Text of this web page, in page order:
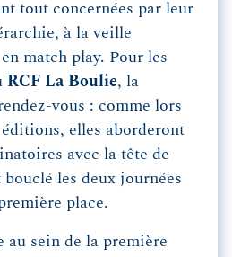
tout concernées par leur
à la veille
match play. Pour les
RCF La Boulie, la
vous : comme lors
elles aborderont
avec la tête de
bouclé les deux journées
place.
au sein de la première